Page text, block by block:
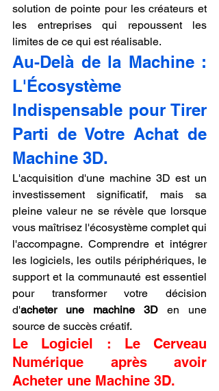
solution de pointe pour les créateurs et
les entreprises qui repoussent les
limites de ce qui est réalisable.
Au-Delà de la Machine :
L'Écosystème
Indispensable pour Tirer
Parti de Votre Achat de
Machine 3D.
L'acquisition d'une machine 3D est un
investissement significatif, mais sa
pleine valeur ne se révèle que lorsque
vous maîtrisez l'écosystème complet qui
l'accompagne. Comprendre et intégrer
les logiciels, les outils périphériques, le
support et la communauté est essentiel
pour transformer votre décision
d'acheter une machine 3D en une
source de succès créatif.
Le Logiciel : Le Cerveau
Numérique après avoir
Acheter une Machine 3D.